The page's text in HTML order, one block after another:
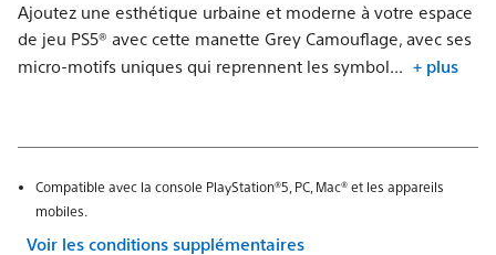
Ajoutez une esthétique urbaine et moderne à votre espace
de jeu PS5® avec cette manette Grey Camouflage, avec ses
micro-motifs uniques qui reprennent les symbol... + plus
Compatible avec la console PlayStation®5, PC, Mac® et les appareils
mobiles.
Voir les conditions supplémentaires